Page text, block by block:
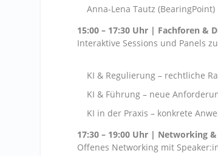
Anna-Lena Tautz (BearingPoint)
15:00 – 17:30 Uhr | Fachforen &
Interaktive Sessions und Panels
KI & Regulierung – rechtliche
KI & Führung – neue
KI in der Praxis – konkrete
17:30 – 19:00 Uhr | Networking
Offenes Networking mit